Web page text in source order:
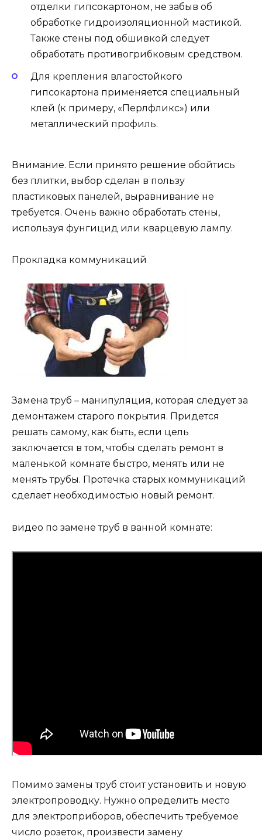
отделки гипсокартоном, не забыв об
обработке гидроизоляционной мастикой.
Также стены под обшивкой следует
обработать противогрибковым средством.
Для крепления влагостойкого
гипсокартона применяется специальный
клей (к примеру, «Перлфликс») или
металлический профиль.
Внимание. Если принято решение обойтись
без плитки, выбор сделан в пользу
пластиковых панелей, выравнивание не
требуется. Очень важно обработать стены,
используя фунгицид или кварцевую лампу.
Прокладка коммуникаций
Замена труб – манипуляция, которая следует за
демонтажем старого покрытия. Придется
решать самому, как быть, если цель
заключается в том, чтобы сделать ремонт в
маленькой комнате быстро, менять или не
менять трубы. Протечка старых коммуникаций
сделает необходимостью новый ремонт.
видео по замене труб в ванной комнате:
Помимо замены труб стоит установить и новую
электропроводку. Нужно определить место
для электроприборов, обеспечить требуемое
число розеток, произвести замену